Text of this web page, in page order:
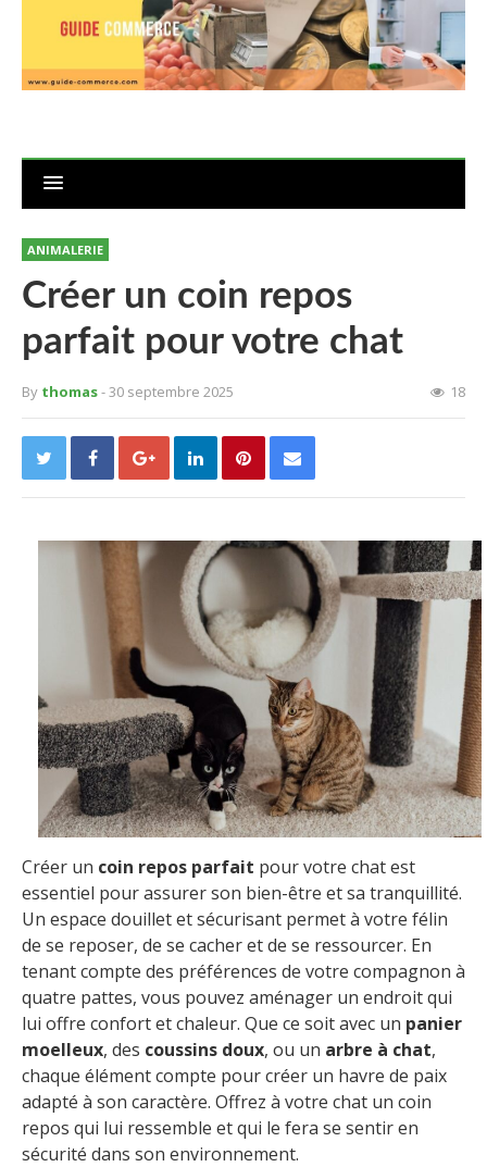
ANIMALERIE
Créer un coin repos
parfait pour votre chat
By thomas- 30 septembre 2025 18
Créer un coin repos parfait pour votre chat est
essentiel pour assurer son bien-être et sa tranquillité.
Un espace douillet et sécurisant permet à votre félin
de se reposer, de se cacher et de se ressourcer. En
tenant compte des préférences de votre compagnon à
quatre pattes, vous pouvez aménager un endroit qui
lui offre confort et chaleur. Que ce soit avec un panier
moelleux, des coussins doux, ou un arbre à chat,
chaque élément compte pour créer un havre de paix
adapté à son caractère. Offrez à votre chat un coin
repos qui lui ressemble et qui le fera se sentir en
sécurité dans son environnement.